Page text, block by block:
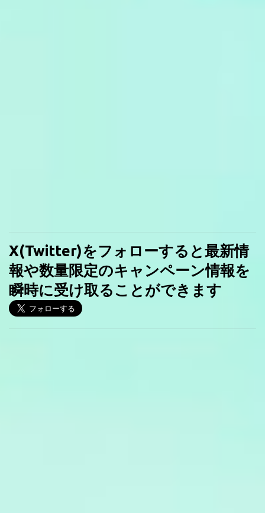
X(Twitter)をフォローすると最新情
報や数量限定のキャンペーン情報を
瞬時に受け取ることができます